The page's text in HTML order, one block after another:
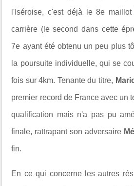
l'Iséroise, c'est déjà le 8e
carrière (le second dans cette
7e ayant été obtenu un peu plus
la poursuite individuelle, qui se
fois sur 4km. Tenante du titre,
premier record de France avec un
qualification mais n'a pas pu
finale, rattrapant son adversaire
fin.
En ce qui concerne les autres